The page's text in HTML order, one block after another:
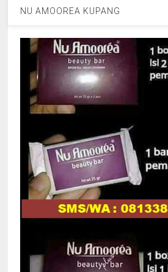
NU AMOOREA KUPANG